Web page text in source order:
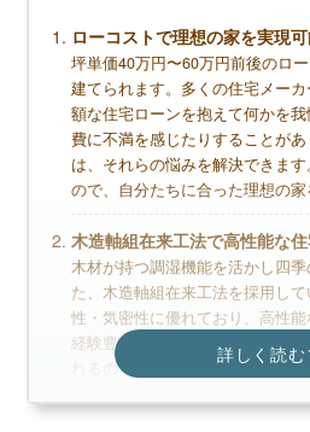
デメリット
ローコストでは建てられな
断熱性はそこまで高くない
パナソニック製品しか選べ
無料+3分で
【LIFULL
カタログを一括
家のイメージづくり
詳しく読む
ローコストで理想の家を実現
坪単価40万円〜60万円前後のロ
建てられます。多くの住宅メー
額な住宅ローンを抱えて何かを
費に不満を感じたりすることが
は、それらの悩みを解決できま
ので、自分たちに合った理想の家
木造軸組在来工法で高性能な
木材が持つ調湿機能を活かし四
た、木造軸組在来工法を採用し
性・気密性に優れており、高性能
経験豊富なスタッフが最適なデ
れるので、初めての家づくりでも
省エネ地域区分に対応した住宅